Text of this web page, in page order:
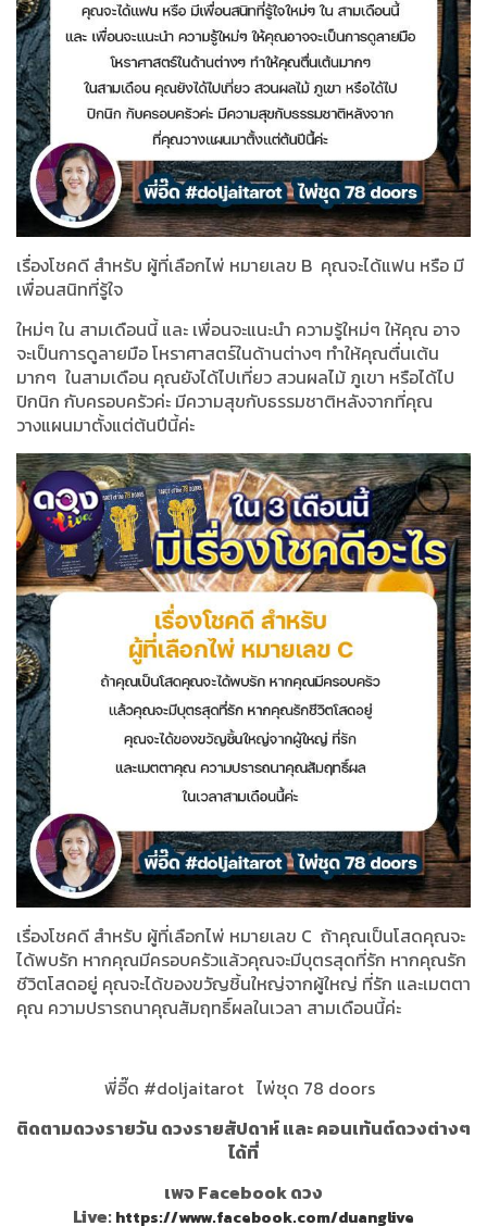
เรื่องโชคดี สำหรับ ผู้ที่เลือกไพ่ หมายเลข B คุณจะได้แฟน หรือ มี
เพื่อนสนิทที่รู้ใจ
ใหม่ๆ ใน สามเดือนนี้ และ เพื่อนจะแนะนำ ความรู้ใหม่ๆ ให้คุณ อาจ
จะเป็นการดูลายมือ โหราศาสตร์ในด้านต่างๆ ทำให้คุณตื่นเต้น
มากๆ ในสามเดือน คุณยังได้ไปเที่ยว สวนผลไม้ ภูเขา หรือได้ไป
ปิกนิก กับครอบครัวค่ะ มีความสุขกับธรรมชาติหลังจากที่คุณ
วางแผนมาตั้งแต่ต้นปีนี้ค่ะ
เรื่องโชคดี สำหรับ ผู้ที่เลือกไพ่ หมายเลข C ถ้าคุณเป็นโสดคุณจะ
ได้พบรัก หากคุณมีครอบครัวแล้วคุณจะมีบุตรสุดที่รัก หากคุณรัก
ชีวิตโสดอยู่ คุณจะได้ของขวัญชิ้นใหญ่จากผู้ใหญ่ ที่รัก และเมตตา
คุณ ความปรารถนาคุณสัมฤทธิ์ผลในเวลา สามเดือนนี้ค่ะ
พี่อี๊ด #doljaitarot ไพ่ชุด 78 doors
ติดตามดวงรายวัน ดวงรายสัปดาห์ และ คอนเท้นต์ดวงต่างๆ
ได้ที่
เพจ Facebook ดวง
Live:https://www.facebook.com/duanglive